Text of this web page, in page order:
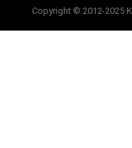
Copyright © 2012-2025